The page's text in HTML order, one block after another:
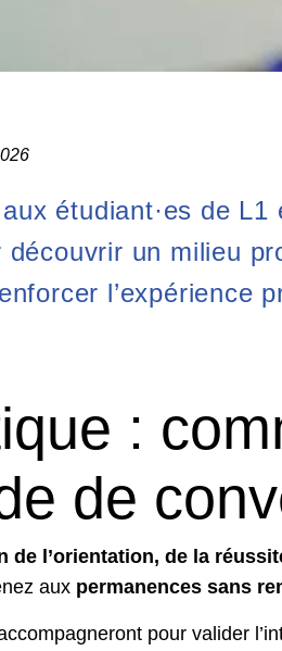
étudiant·es de
découvrir un milieu
l’expérience
:
de
de l’orientation, de la
aux permanences sans
pour valider